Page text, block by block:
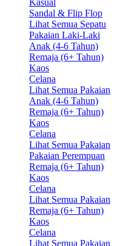
Kasual
Sandal & Flip Flop
Lihat Semua Sepatu
Pakaian Laki-Laki
Anak (4-6 Tahun)
Remaja (6+ Tahun)
Kaos
Celana
Lihat Semua Pakaian
Anak (4-6 Tahun)
Remaja (6+ Tahun)
Kaos
Celana
Lihat Semua Pakaian
Pakaian Perempuan
Remaja (6+ Tahun)
Kaos
Celana
Lihat Semua Pakaian
Remaja (6+ Tahun)
Kaos
Celana
Lihat Semua Pakaian